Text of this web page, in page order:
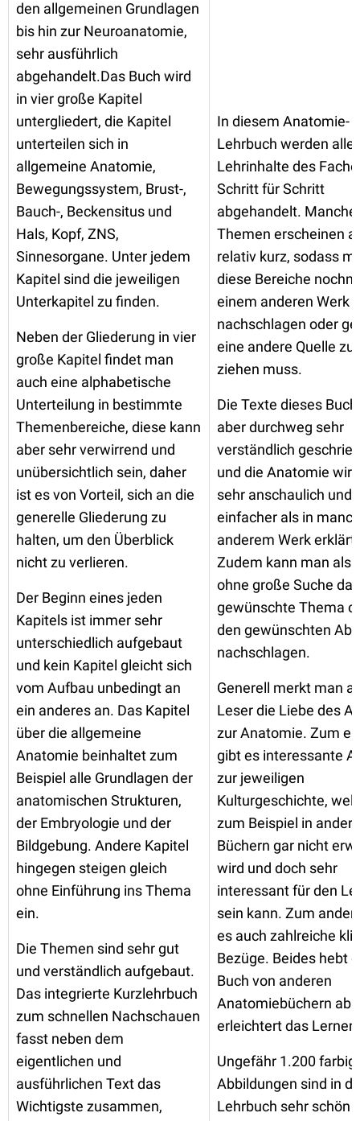
den allgemeinen Grundlagen
bis hin zur Neuroanatomie,
sehr ausführlich
abgehandelt.Das Buch wird
in vier große Kapitel
untergliedert, die Kapitel
unterteilen sich in
allgemeine Anatomie,
Bewegungssystem, Brust-,
Bauch-, Beckensitus und
Hals, Kopf, ZNS,
Sinnesorgane. Unter jedem
Kapitel sind die jeweiligen
Unterkapitel zu finden.
Neben der Gliederung in vier
große Kapitel findet man
auch eine alphabetische
Unterteilung in bestimmte
Themenbereiche, diese kann
aber sehr verwirrend und
unübersichtlich sein, daher
ist es von Vorteil, sich an die
generelle Gliederung zu
halten, um den Überblick
nicht zu verlieren.
Der Beginn eines jeden
Kapitels ist immer sehr
unterschiedlich aufgebaut
und kein Kapitel gleicht sich
vom Aufbau unbedingt an
ein anderes an. Das Kapitel
über die allgemeine
Anatomie beinhaltet zum
Beispiel alle Grundlagen der
anatomischen Strukturen,
der Embryologie und der
Bildgebung. Andere Kapitel
hingegen steigen gleich
ohne Einführung ins Thema
ein.
Die Themen sind sehr gut
und verständlich aufgebaut.
Das integrierte Kurzlehrbuch
zum schnellen Nachschauen
fasst neben dem
eigentlichen und
ausführlichen Text das
Wichtigste zusammen,
In diesem Anatomie-
Lehrbuch werden alle
Lehrinhalte des
Schritt für Schritt
abgehandelt. Manche
Themen erscheinen
relativ kurz, sodass
diese Bereiche
einem anderen Werk
nachschlagen oder
eine andere Quelle zu
ziehen muss.
Die Texte dieses
aber durchweg sehr
verständlich
und die Anatomie
sehr anschaulich und
einfacher als in manch
anderem Werk erklärt.
Zudem kann man als
ohne große Suche das
gewünschte Thema
den gewünschten
nachschlagen.
Generell merkt man
Leser die Liebe des
zur Anatomie. Zum
gibt es interessante
zur jeweiligen
Kulturgeschichte,
zum Beispiel in
Büchern gar nicht
wird und doch sehr
interessant für den
sein kann. Zum
es auch zahlreiche
Bezüge. Beides hebt
Buch von anderen
Anatomiebüchern ab
erleichtert das Lernen.
Ungefähr 1.200
Abbildungen sind in
Lehrbuch sehr schön